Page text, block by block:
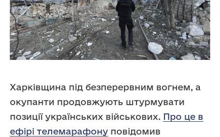
Харківщина під безперервним вогнем, а
окупанти продовжують штурмувати
позиції українських військових. Про це в
ефірі телемарафону повідомив